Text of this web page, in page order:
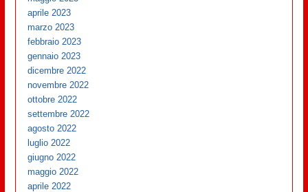
aprile 2023
marzo 2023
febbraio 2023
gennaio 2023
dicembre 2022
novembre 2022
ottobre 2022
settembre 2022
agosto 2022
luglio 2022
giugno 2022
maggio 2022
aprile 2022